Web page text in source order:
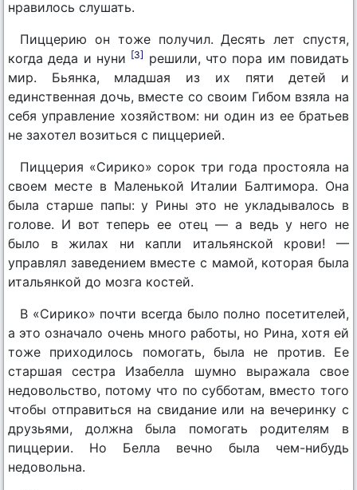
нравилось слушать.
Пиццерию он тоже получил. Десять лет спустя,
когда деда и нуни [3] решили, что пора им повидать
мир. Бьянка, младшая из их пяти детей и
единственная дочь, вместе со своим Гибом взяла на
себя управление хозяйством: ни один из ее братьев
не захотел возиться с пиццерией.
Пиццерия «Сирико» сорок три года простояла на
своем месте в Маленькой Италии Балтимора. Она
была старше папы: у Рины это не укладывалось в
голове. И вот теперь ее отец — а ведь у него не
было в жилах ни капли итальянской крови! —
управлял заведением вместе с мамой, которая была
итальянкой до мозга костей.
В «Сирико» почти всегда было полно посетителей,
а это означало очень много работы, но Рина, хотя ей
тоже приходилось помогать, была не против. Ее
старшая сестра Изабелла шумно выражала свое
недовольство, потому что по субботам, вместо того
чтобы отправиться на свидание или на вечеринку с
друзьями, должна была помогать родителям в
пиццерии. Но Белла вечно была чем-нибудь
недовольна.